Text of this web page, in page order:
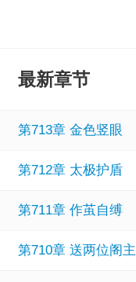
的人生不同的道路，
修仙传。
最新章节
第713章 金色竖眼
第712章 太极护盾
第711章 作茧自缚
第710章 送两位阁